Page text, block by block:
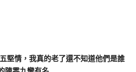
堅情，我真的老了還不知道他們是誰